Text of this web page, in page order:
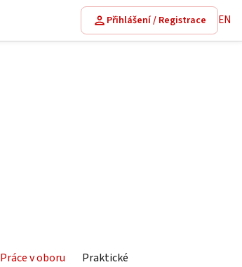
Přihlášení / Registrace EN
Práce v oboru Praktické